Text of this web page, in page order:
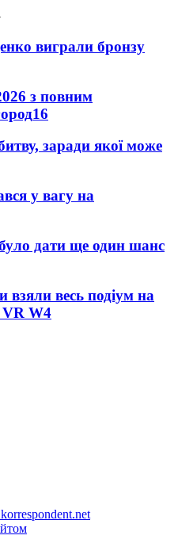
виграли бронзу
з повним
16
заради якої може
у вагу на
дати ще один шанс
взяли весь подіум на
VR W4